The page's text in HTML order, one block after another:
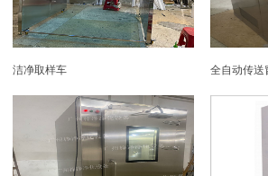
洁净取样车 全自动传送